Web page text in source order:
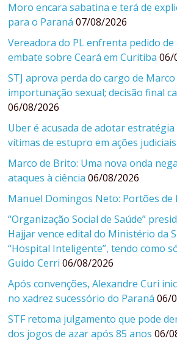
Moro encara sabatina e terá de
para o Paraná 07/08/2026
Vereadora do PL enfrenta pedido de
embate sobre Ceará em Curitiba 06/
STJ aprova perda do cargo de
importunação sexual; decisão final
06/08/2026
Uber é acusada de adotar
vítimas de estupro em ações judiciais
Marco de Brito: Uma nova onda
ataques à ciência 06/08/2026
Manuel Domingos Neto: Portões de
“Organização Social de Saúde”
Hajjar vence edital do Ministério da
“Hospital Inteligente”, tendo como
Guido Cerri 06/08/2026
Após convenções, Alexandre Curi
no xadrez sucessório do Paraná 06/
STF retoma julgamento que pode
dos jogos de azar após 85 anos 06/